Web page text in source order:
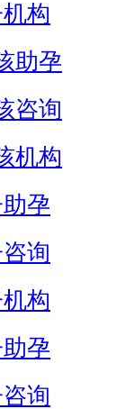
构
助孕
咨询
机构
孕
询
构
孕
询